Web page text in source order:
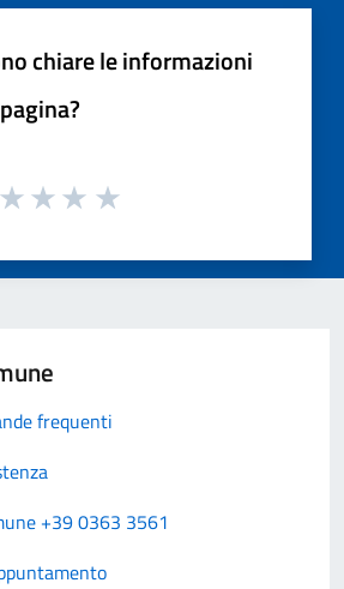
chiare le informazioni
frequenti
+39 0363 3561